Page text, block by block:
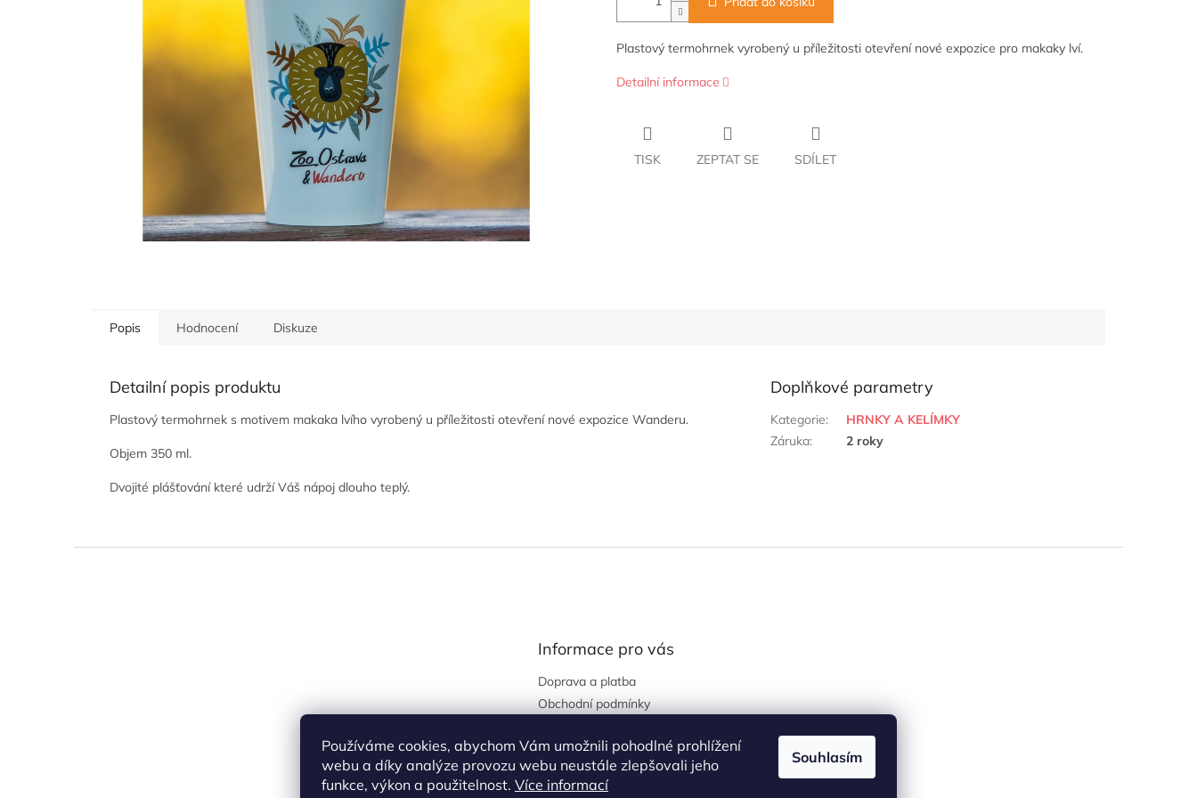
Používáme cookies, abychom Vám umožnili pohodlné prohlížení
webu a díky analýze provozu webu neustále zlepšovali jeho
funkce, výkon a použitelnost. Více informací
Souhlasím
Plastový termohrnek vyrobený u příležitosti otevření nové expozice pro makaky lví.
Detailní informace
TISK ZEPTAT SE SDÍLET
Popis Hodnocení Diskuze
Detailní popis produktu
Plastový termohrnek s motivem makaka lvího vyrobený u příležitosti otevření nové expozice Wanderu.
Objem 350 ml.
Dvojité plášťování které udrží Váš nápoj dlouho teplý.
Doplňkové parametry
Kategorie:
HRNKY A KELÍMKY
Záruka: 2 roky
Informace pro vás
Doprava a platba
Obchodní podmínky
údajů
Kontakty